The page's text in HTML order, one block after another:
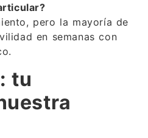
pero la mayoría de
en semanas con
tu